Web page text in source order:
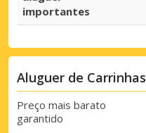
importantes
Aluguer de Carrinhas
Preço mais barato
garantido